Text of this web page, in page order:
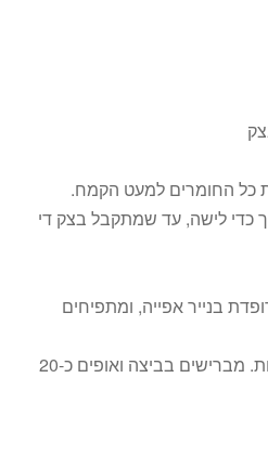
כל החומרים למעט הקמח.
כדי לישה, עד שמתקבל בצק די
בנייר אפייה, ומתפיחים
מחממים תנור ל-180 מעלות. מברישים בביצה ואופים כ-20